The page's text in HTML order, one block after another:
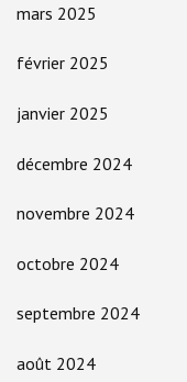
mars 2025
février 2025
janvier 2025
décembre 2024
novembre 2024
octobre 2024
septembre 2024
août 2024